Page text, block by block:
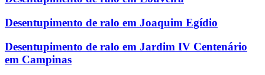
Desentupimento de ralo em Joaquim Egídio
Desentupimento de ralo em Jardim IV Centenário
em Campinas